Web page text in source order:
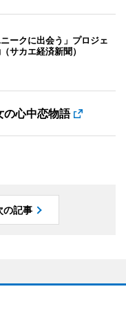
ークに出会う」プロジェ
サカエ経済新聞）
心中恋物語
の記事